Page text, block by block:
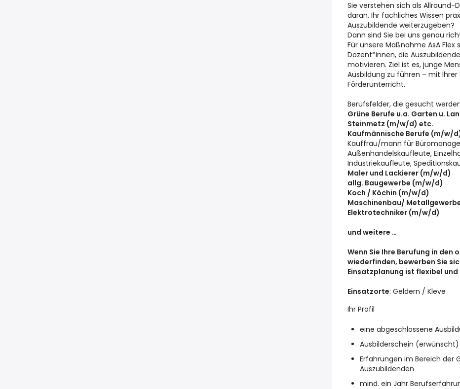
Sie verstehen sich als Allround-
daran, Ihr fachliches Wissen
Auszubildende weiterzugeben?
Dann sind Sie bei uns genau
Für unsere Maßnahme AsA
Dozent*innen, die
motivieren. Ziel ist es, junge
Ausbildung zu führen – mit
Förderunterricht.
Berufsfelder, die gesucht
Grüne Berufe u.a. Garten u.
Steinmetz (m/w/d) etc.
Kaufmännische Berufe (m/w/
Kauffrau/mann für
Außenhandelskaufleute,
Industriekaufleute,
Maler und Lackierer (m/w/d)
allg. Baugewerbe (m/w/d)
Koch / Köchin (m/w/d)
Maschinenbau/
Elektrotechniker (m/w/d)
und weitere …
Wenn Sie Ihre Berufung in den
wiederfinden, bewerben Sie
Einsatzplanung ist flexibel
Einsatzorte: Geldern / Kleve
Ihr Profil
eine abgeschlossene
Ausbilderschein (erwünscht)
Erfahrungen im Bereich der
Auszubildenden
mind. ein Jahr